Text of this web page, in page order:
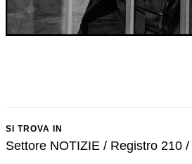
SI TROVA IN
Settore NOTIZIE / Registro 210